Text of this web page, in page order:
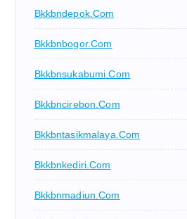
Bkkbndepok.com
Bkkbnbogor.com
Bkkbnsukabumi.com
Bkkbncirebon.com
Bkkbntasikmalaya.com
Bkkbnkediri.com
Bkkbnmadiun.com